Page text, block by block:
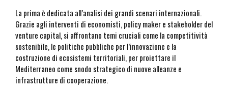
La prima è dedicata all’analisi dei grandi scenari internazionali.
Grazie agli interventi di economisti, policy maker e stakeholder del
venture capital, si affrontano temi cruciali come la competitività
sostenibile, le politiche pubbliche per l’innovazione e la
costruzione di ecosistemi territoriali, per proiettare il
Mediterraneo come snodo strategico di nuove alleanze e
infrastrutture di cooperazione.